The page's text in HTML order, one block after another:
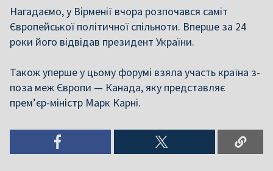
Нагадаємо, у Вірменії вчора розпочався саміт
Європейської політичної спільноти. Вперше за 24
роки його відвідав президент України.
Також уперше у цьому форумі взяла участь країна з-
поза меж Європи — Канада, яку представляє
прем’єр-міністр Марк Карні.